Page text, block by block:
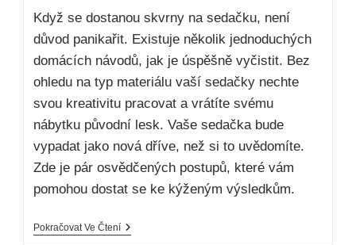
Když se dostanou skvrny na sedačku, není
důvod panikařit. Existuje několik jednoduchých
domácích návodů, jak je úspěšně vyčistit. Bez
ohledu na typ materiálu vaší sedačky nechte
svou kreativitu pracovat a vrátíte svému
nábytku původní lesk. Vaše sedačka bude
vypadat jako nová dříve, než si to uvědomíte.
Zde je pár osvědčených postupů, které vám
pomohou dostat se ke kýženým výsledkům.
Pokračovat Ve Čtení